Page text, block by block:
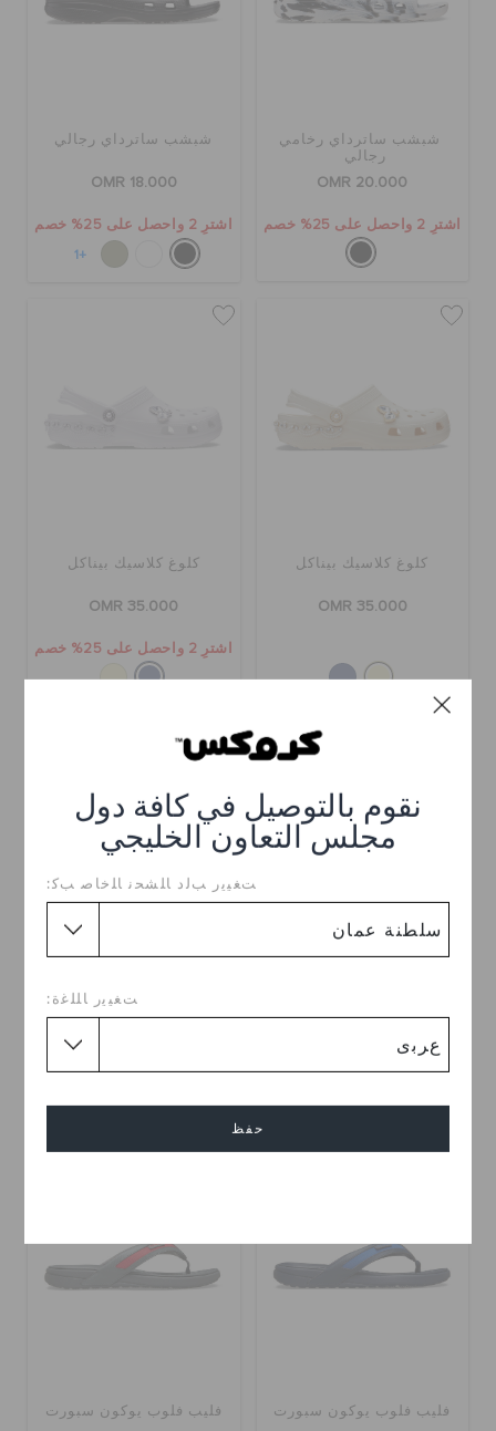
نقوم بالتوصيل في كافة دول
مجلس التعاون الخليجي
ﺖﻐﻴﻳﺭ ﺐﻟﺩ ﺎﻠﺸﺤﻧ ﺎﻠﺧﺎﺻ ﺐﻛ:
ﺖﻐﻴﻳﺭ ﺎﻠﻠﻏﺓ:
حفظ
شبشب ساترداي رخامي
رجالي
OMR 20.000
اشترِ 2 واحصل على 25% خصم
شبشب ساترداي رجالي
OMR 18.000
اشترِ 2 واحصل على 25% خصم
+1
كلوغ كلاسيك بيناكل
OMR 35.000
كلوغ كلاسيك بيناكل
OMR 35.000
اشترِ 2 واحصل على 25% خصم
اشترِ 2 واحصل على 25% خصم
+1
اشترِ 2 واحصل على 25% خصم
+1
فليب فلوب يوكون سبورت فليب فلوب يوكون سبورت